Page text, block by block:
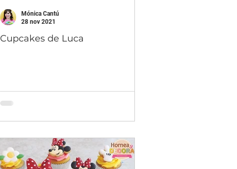
Cupcakes de Luca
Mónica Cantú
28 nov 2021